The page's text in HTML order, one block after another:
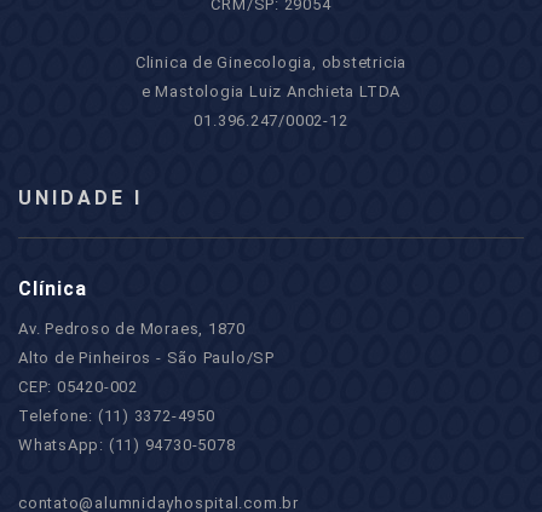
CRM/SP: 29054
Clinica de Ginecologia, obstetricia
e Mastologia Luiz Anchieta LTDA
01.396.247/0002-12
UNIDADE I
Clínica
Av. Pedroso de Moraes, 1870
Alto de Pinheiros - São Paulo/SP
CEP: 05420-002
Telefone: (11) 3372-4950
WhatsApp: (11) 94730-5078
contato@alumnidayhospital.com.br